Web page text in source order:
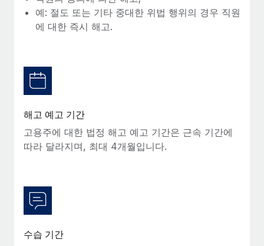
글로벌 인재 이동 및 전근
복리후생
손쉬운 직원 복리후생 관리
세금
블로그
Remote Contractor Management Plus
Remote의 사명은 모든 규모의 기업이 전 세계 어디서든 업무에 가
장 적합 사람을 찾아 채용 및 관리하고 급여를 지급하도록 돕는 것
자세히 알아보기
채용을 확장한 방법
예: 절도 또는 기타 중대한 위법 행위의 경우 직원
에 대한 즉시 해고.
해고 예고 기간
고용주에 대한 법정 해고 예고 기간은 근속 기간에
따라 달라지며, 최대 4개월입니다.
수습 기간